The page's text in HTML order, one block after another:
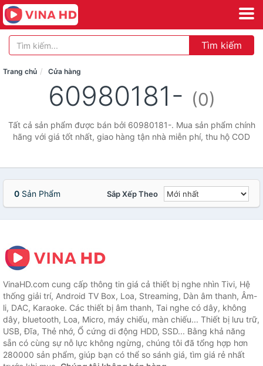
Tìm kiếm
Trang chủ Cửa hàng
60980181- (0)
Tất cả sản phẩm được bán bởi 60980181-. Mua sản phẩm chính
hãng với giá tốt nhất, giao hàng tận nhà miễn phí, thu hộ COD
0 Sản Phẩm Sắp Xếp Theo
VinaHD.com cung cấp thông tin giá cả thiết bị nghe nhìn Tivi, Hệ
thống giải trí, Android TV Box, Loa, Streaming, Dàn âm thanh, Âm-
li, DAC, Karaoke. Các thiết bị âm thanh, Tai nghe có dây, không
dây, bluetooth, Loa, Micro, máy chiếu, màn chiếu... Thiết bị lưu trữ,
USB, Đĩa, Thẻ nhớ, Ổ cứng di động HDD, SSD... Bằng khả năng
sẵn có cùng sự nỗ lực không ngừng, chúng tôi đã tổng hợp hơn
280000 sản phẩm, giúp bạn có thể so sánh giá, tìm giá rẻ nhất